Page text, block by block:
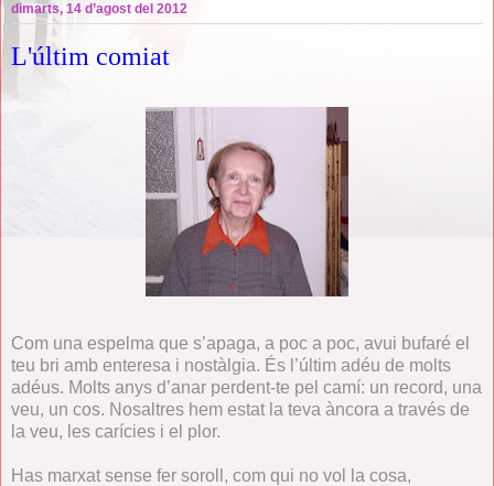
dimarts, 14 d’agost del 2012
L'últim comiat
Com una espelma que s’apaga, a poc a poc, avui bufaré el
teu bri amb enteresa i nostàlgia. És l’últim adéu de molts
adéus. Molts anys d’anar perdent-te pel camí: un record, una
veu, un cos. Nosaltres hem estat la teva àncora a través de
la veu, les carícies i el plor.
Has marxat sense fer soroll, com qui no vol la cosa,